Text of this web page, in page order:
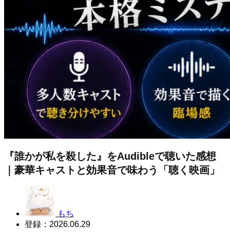
『誰かが私を殺した』をAudibleで聴いた感想
｜豪華キャストと効果音で味わう「聴く映画」
もち
登録： 2026.06.29